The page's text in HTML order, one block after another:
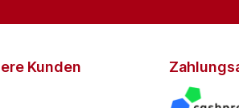
Kunden